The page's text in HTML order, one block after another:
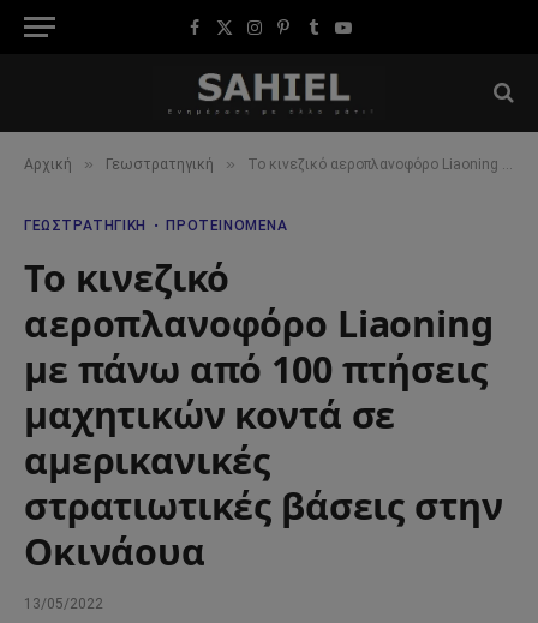
Facebook
X
Instagram
Pinterest
TumblrYouTube
Αρχική » Γεωστρατηγική » Το κινεζικό αεροπλανοφόρο Liaoning με πάνω από 100 πτήσεις μαχητικών κοντά σε αμερικανικές στρατιωτικές βάσεις στην Οκινάουα
ΓΕΩΣΤΡΑΤΗΓΙΚΉ ΠΡΟΤΕΙΝΌΜΕΝΑ
Το κινεζικό
αεροπλανοφόρο Liaoning
με πάνω από 100 πτήσεις
μαχητικών κοντά σε
αμερικανικές
στρατιωτικές βάσεις στην
Οκινάουα
13/05/2022